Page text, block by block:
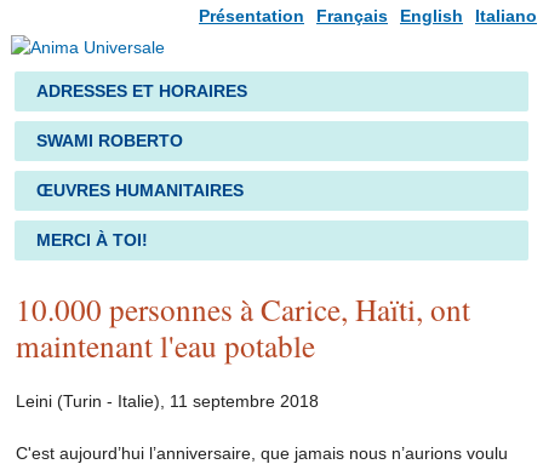
Italiano
English
Français
Présentation
ADRESSES ET HORAIRES
SWAMI ROBERTO
ŒUVRES HUMANITAIRES
MERCI À TOI!
10.000 personnes à Carice, Haïti, ont
maintenant l'eau potable
Leini (Turin - Italie), 11 septembre 2018
C'est aujourd’hui l’anniversaire, que jamais nous n’aurions voulu